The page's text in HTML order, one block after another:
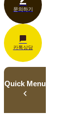
문의하기
카톡상담
Quick Menu